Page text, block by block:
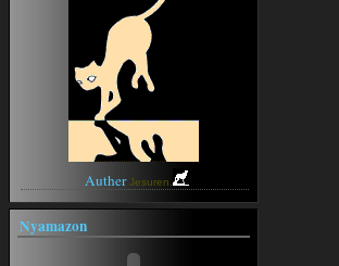
ジャコウネコの棲む森
ぼんやりweblog
ぼうやあんweblog
WindowsFAQ
駄歌詞屋本舗
午後のこ～だ
Anison Generation -アニソン ジェ
ネレーション-
アニソン★歌詞検索
AutherJesuren.
Nyamazon